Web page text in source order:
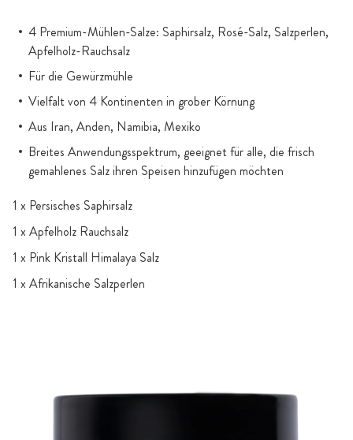
4 Premium-Mühlen-Salze: Saphirsalz, Rosé-Salz, Salzperlen,
Apfelholz-Rauchsalz
Für die Gewürzmühle
Vielfalt von 4 Kontinenten in grober Körnung
Aus Iran, Anden, Namibia, Mexiko
Breites Anwendungsspektrum, geeignet für alle, die frisch
gemahlenes Salz ihren Speisen hinzufügen möchten
1 x Persisches Saphirsalz
1 x Apfelholz Rauchsalz
1 x Pink Kristall Himalaya Salz
1 x Afrikanische Salzperlen